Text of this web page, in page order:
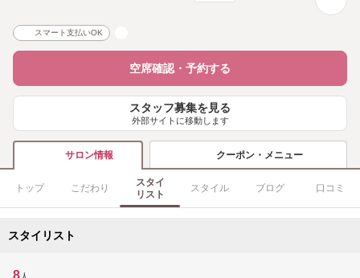
スマート支払いOK
空席確認・予約する
スタッフ募集を見る
外部サイトに移動します
サロン情報 クーポン・メニュー
トップ こだわり
スタイ
リスト
スタイル ブログ 口コミ
スタイリスト
8